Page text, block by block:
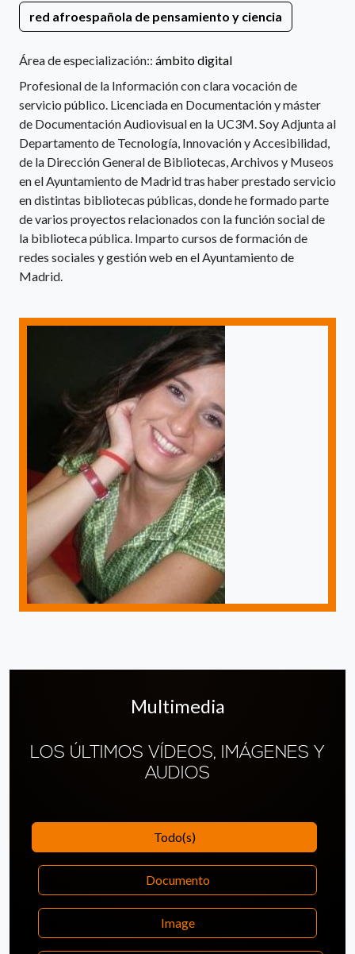
red afroespañola de pensamiento y ciencia
Área de especialización:: ámbito digital
Profesional de la Información con clara vocación de
servicio público. Licenciada en Documentación y máster
de Documentación Audiovisual en la UC3M. Soy Adjunta al
Departamento de Tecnología, Innovación y Accesibilidad,
de la Dirección General de Bibliotecas, Archivos y Museos
en el Ayuntamiento de Madrid tras haber prestado servicio
en distintas bibliotecas públicas, donde he formado parte
de varios proyectos relacionados con la función social de
la biblioteca pública. Imparto cursos de formación de
redes sociales y gestión web en el Ayuntamiento de
Madrid.
Multimedia
LOS ÚLTIMOS VÍDEOS, IMÁGENES Y
AUDIOS
Todo(s)
Documento
Image